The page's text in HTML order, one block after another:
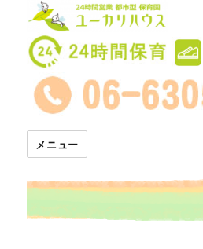
24時間託児所 ユー
メニュー